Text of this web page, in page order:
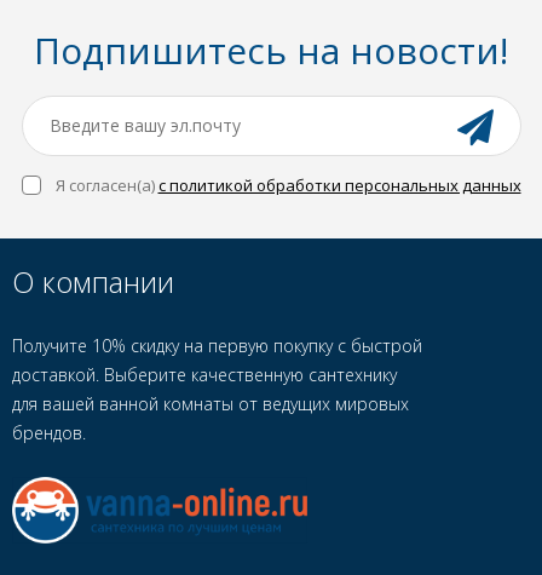
Подпишитесь на новости!
Я согласен(a)с политикой обработки персональных данных
О компании
Получите 10% скидку на первую покупку с быстрой
доставкой. Выберите качественную сантехнику
для вашей ванной комнаты от ведущих мировых
брендов.